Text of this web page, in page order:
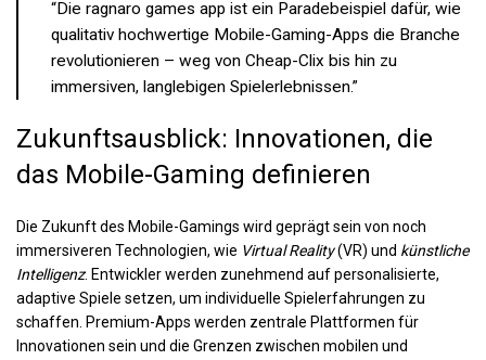
“Die ragnaro games app ist ein Paradebeispiel dafür, wie
qualitativ hochwertige Mobile-Gaming-Apps die Branche
revolutionieren – weg von Cheap-Clix bis hin zu
immersiven, langlebigen Spielerlebnissen.”
Zukunftsausblick: Innovationen, die
das Mobile-Gaming definieren
Die Zukunft des Mobile-Gamings wird geprägt sein von noch
immersiveren Technologien, wie Virtual Reality(VR) und künstliche
Intelligenz. Entwickler werden zunehmend auf personalisierte,
adaptive Spiele setzen, um individuelle Spielerfahrungen zu
schaffen. Premium-Apps werden zentrale Plattformen für
Innovationen sein und die Grenzen zwischen mobilen und